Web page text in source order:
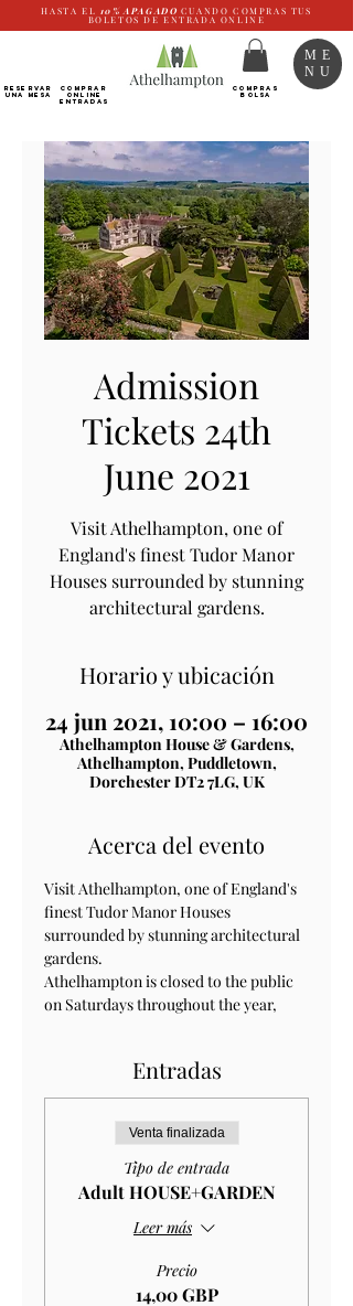
HASTA EL 10% APAGADO CUANDO COMPRAS TUS
BOLETOS DE ENTRADA ONLINE
RESERVAR
UNA MESA
Comprar
ONLINE
Entradas
COMPRAS
BOLSA
ME
NU
Admission
Tickets 24th
June 2021
Visit Athelhampton, one of
England's finest Tudor Manor
Houses surrounded by stunning
architectural gardens.
Horario y ubicación
24 jun 2021, 10:00 – 16:00
Athelhampton House & Gardens,
Athelhampton, Puddletown,
Dorchester DT2 7LG, UK
Acerca del evento
Visit Athelhampton, one of England's
finest Tudor Manor Houses
surrounded by stunning architectural
gardens.
Athelhampton is closed to the public
on Saturdays throughout the year,
Entradas
Venta finalizada
Tipo de entrada
Adult HOUSE+GARDEN
Leer más
Precio
14,00 GBP